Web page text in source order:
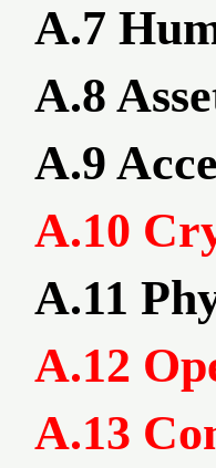
A.7
A.8
A.9
A.10
A.11
A.12
A.13